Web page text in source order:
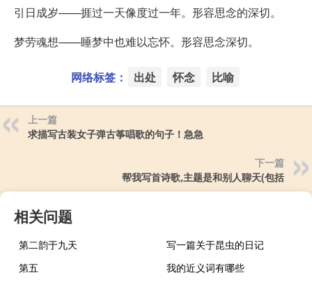
引日成岁——捱过一天像度过一年。形容思念的深切。
梦劳魂想——睡梦中也难以忘怀。形容思念深切。
网络标签： 出处 怀念 比喻
上一篇
求描写古装女子弹古筝唱歌的句子！急急
下一篇
帮我写首诗歌,主题是和别人聊天(包括
相关问题
第二韵于九天
写一篇关于昆虫的日记
第五
我的近义词有哪些